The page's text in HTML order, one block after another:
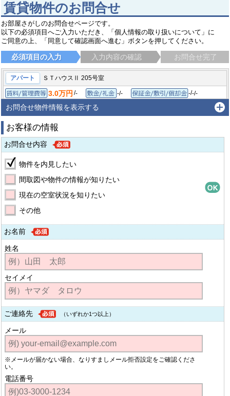
賃貸物件のお問合せ
お部屋さがしのお問合せページです。
以下の必須項目へご入力いただき、「個人情報の取り扱いについて」に
ご同意の上、「同意して確認画面へ進む」ボタンを押してください。
必須項目の入力 入力内容の確認 お問合せ完了
アパート ＳＴハウスⅡ 205号室
賃料/管理費等
3.0万円 /- 敷金/礼金
-/- -/-/-
間取り/専有面積
1K/23.1㎡
高知市潮新町とさでん交通桟橋線 桟橋通一丁目駅 徒歩6分
お問合せ物件情報を表示する
お客様の情報
お問合せ内容
物件を内見したい
間取図や物件の情報が知りたい
現在の空室状況を知りたい
その他
お名前
姓名
セイメイ
ご連絡先 （いずれか1つ以上）
メール
※メールが届かない場合、なりすましメール拒否設定をご確認くださ
い。
電話番号